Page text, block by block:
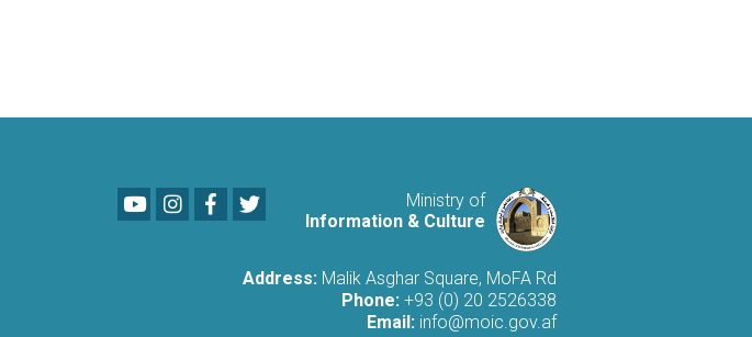
Ministry of
Information & Culture
YoutubeLinkedIn
Facebook
Address: Malik Asghar Square, MoFA Rd
Phone: +93 (0) 20 2526338
Email: info@moic.gov.af